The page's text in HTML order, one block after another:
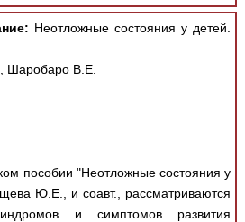
Неотложные состояния у детей.
Шаробаро В.Е.
пособии "Неотложные состояния у
Ю.Е., и соавт., рассматриваются
и симптомов развития